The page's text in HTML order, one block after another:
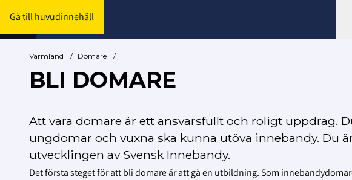
Gå till huvudinnehåll
Värmland / Domare /
BLI DOMARE
Att vara domare är ett ansvarsfullt och roligt uppdrag.
ungdomar och vuxna ska kunna utöva innebandy. Du
utvecklingen av Svensk Innebandy.
Det första steget för att bli domare är att gå en utbildning. Som